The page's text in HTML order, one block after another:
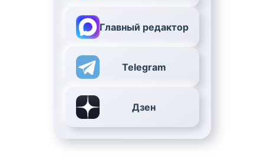
Главный редактор
Telegram
Дзен